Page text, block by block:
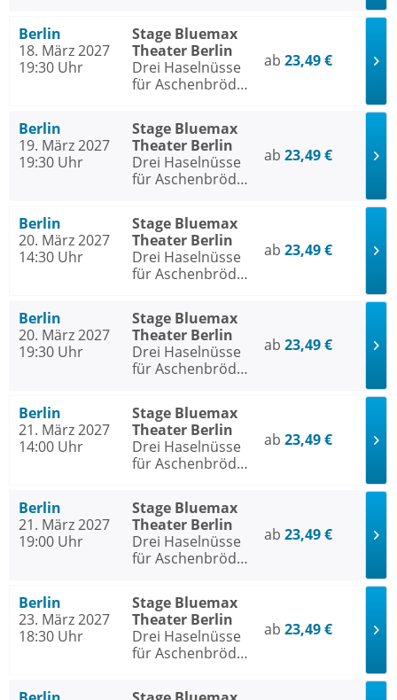
Berlin
18. März 2027
19:30 Uhr
Stage Bluemax
Theater Berlin
Drei Haselnüsse
für Aschenbrödel
ab 23,49 €
Berlin
19. März 2027
19:30 Uhr
Stage Bluemax
Theater Berlin
Drei Haselnüsse
für Aschenbrödel
ab 23,49 €
Berlin
20. März 2027
14:30 Uhr
Stage Bluemax
Theater Berlin
Drei Haselnüsse
für Aschenbrödel
ab 23,49 €
Berlin
20. März 2027
19:30 Uhr
Stage Bluemax
Theater Berlin
Drei Haselnüsse
für Aschenbrödel
ab 23,49 €
Berlin
21. März 2027
14:00 Uhr
Stage Bluemax
Theater Berlin
Drei Haselnüsse
für Aschenbrödel
ab 23,49 €
Berlin
21. März 2027
19:00 Uhr
Stage Bluemax
Theater Berlin
Drei Haselnüsse
für Aschenbrödel
ab 23,49 €
Berlin
23. März 2027
18:30 Uhr
Stage Bluemax
Theater Berlin
Drei Haselnüsse
für Aschenbrödel
ab 23,49 €